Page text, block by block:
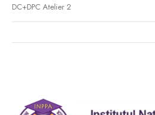
DC+DPC Atelier 2